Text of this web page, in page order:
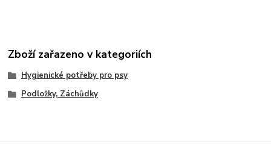
Zboží zařazeno v kategoriích
Hygienické potřeby pro psy
Podložky, Záchůdky